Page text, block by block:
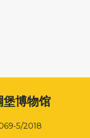
博物馆
5/2018